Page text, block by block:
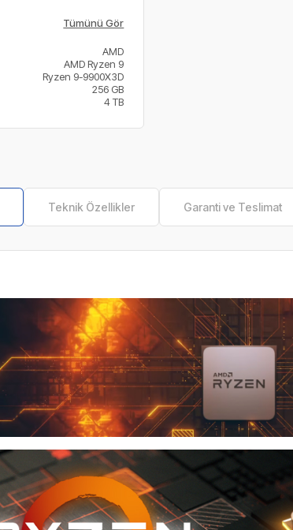
Tümünü Gör
AMD
AMD Ryzen 9
Ryzen 9-9900X3D
256 GB
4 TB
Teknik Özellikler Garanti ve Teslimat